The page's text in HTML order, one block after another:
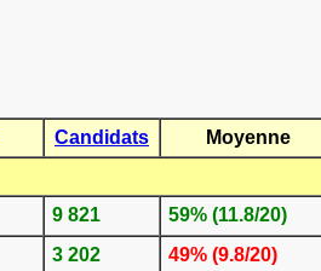
Candidats Moyenne
9 821 59% (11.8/20)
3 202 49% (9.8/20)